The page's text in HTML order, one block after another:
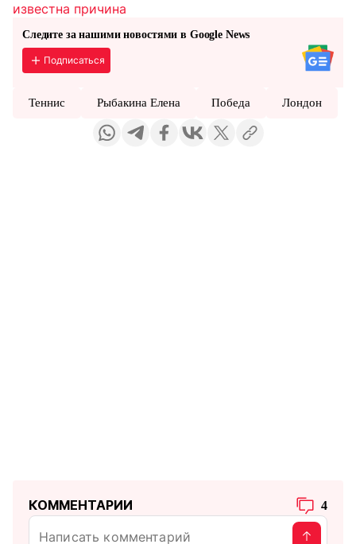
известна причина
Следите за нашими новостями в Google News
Подписаться
Теннис Рыбакина Елена Победа Лондон
КОММЕНТАРИИ 4